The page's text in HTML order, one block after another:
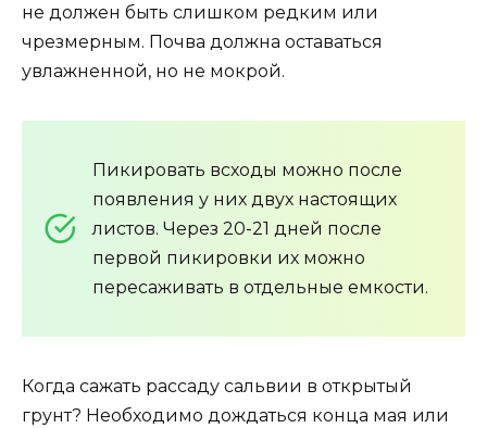
не должен быть слишком редким или
чрезмерным. Почва должна оставаться
увлажненной, но не мокрой.
Пикировать всходы можно после
появления у них двух настоящих
листов. Через 20-21 дней после
первой пикировки их можно
пересаживать в отдельные емкости.
Когда сажать рассаду сальвии в открытый
грунт? Необходимо дождаться конца мая или